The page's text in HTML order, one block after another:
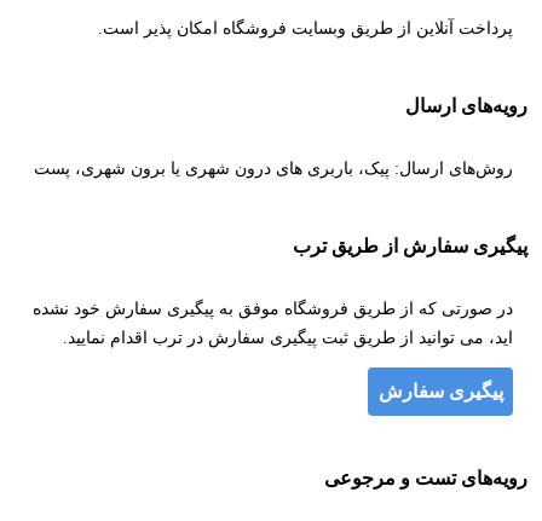
پرداخت آنلاین از طریق وبسایت فروشگاه امکان پذیر است.
رویه‌های ارسال
روش‌های ارسال: پیک، باربری های درون شهری یا برون شهری، پست
پیگیری سفارش از طریق ترب
در صورتی که از طریق فروشگاه موفق به پیگیری سفارش خود نشده
اید، می توانید از طریق ثبت پیگیری سفارش در ترب اقدام نمایید.
پیگیری سفارش
رویه‌های تست و مرجوعی